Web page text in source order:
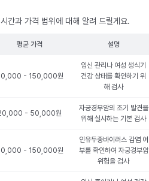
간과 가격 범위에 대해 알려 드릴게요.
평균 가격 설명
- 150,000원
임신 관리나 여성 생식기
건강 상태를 확인하기 위
해 검사
- 50,000원
자궁경부암의 조기 발견을
위해 실시하는 기본 검사
- 150,000원
인유두종바이러스 감염 여
부를 확인하여 자궁경부암
위험을 검사